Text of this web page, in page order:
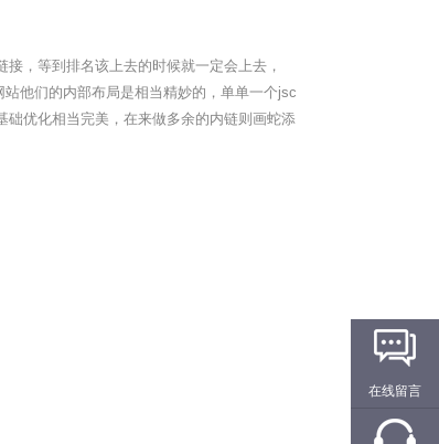
，等到排名该上去的时候就一定会上去，
他们的内部布局是相当精妙的，单单一个jsc
优化相当完美，在来做多余的内链则画蛇添
在线留言